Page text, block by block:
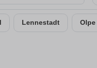
Lennestadt Olpe